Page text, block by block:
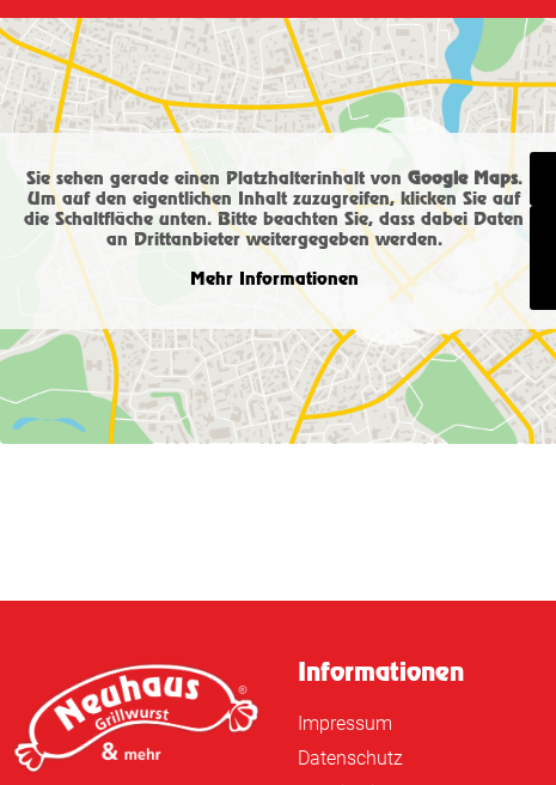
Sie sehen gerade einen Platzhalterinhalt von Google Maps.
Um auf den eigentlichen Inhalt zuzugreifen, klicken Sie auf
die Schaltfläche unten. Bitte beachten Sie, dass dabei Daten
an Drittanbieter weitergegeben werden.
Mehr Informationen
Informationen
Impressum
Datenschutz